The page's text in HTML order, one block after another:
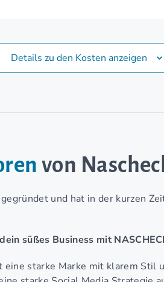
Details zu den Kosten anzeigen
von
und hat in der kurzen
süßes Business mit
eine starke Marke mit klarem Stil